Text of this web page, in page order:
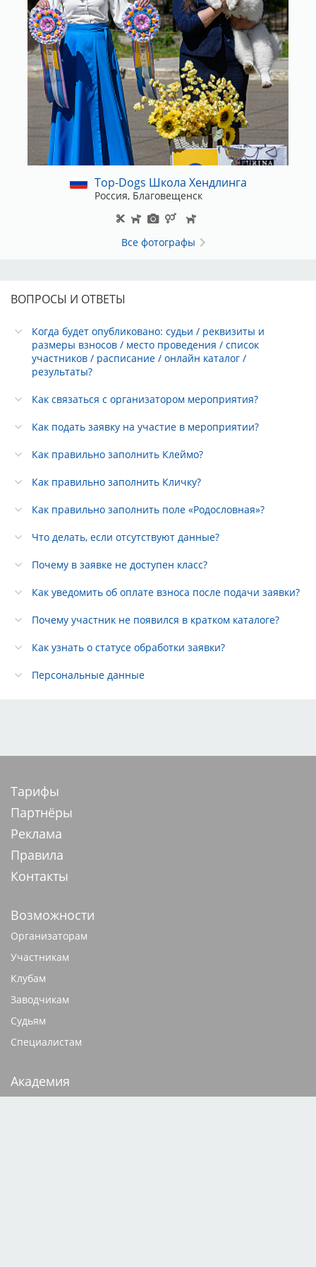
Top-Dogs Школа Хендлинга
Россия, Благовещенск
Все фотографы
ВОПРОСЫ И ОТВЕТЫ
Когда будет опубликовано: судьи / реквизиты и
размеры взносов / место проведения / список
участников / расписание / онлайн каталог /
результаты?
Как связаться с организатором мероприятия?
Как подать заявку на участие в мероприятии?
Как правильно заполнить Клеймо?
Как правильно заполнить Кличку?
Как правильно заполнить поле «Родословная»?
Что делать, если отсутствуют данные?
Почему в заявке не доступен класс?
Как уведомить об оплате взноса после подачи заявки?
Почему участник не появился в кратком каталоге?
Как узнать о статусе обработки заявки?
Персональные данные
Тарифы
Партнёры
Реклама
Правила
Контакты
Возможности
Организаторам
Участникам
Клубам
Заводчикам
Судьям
Специалистам
Академия